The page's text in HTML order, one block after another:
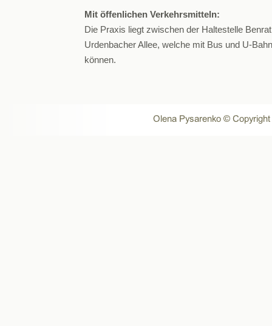
Mit öffenlichen Verkehrsmitteln:
Die Praxis liegt zwischen der Haltestelle
Urdenbacher Allee, welche mit Bus und U-
können.